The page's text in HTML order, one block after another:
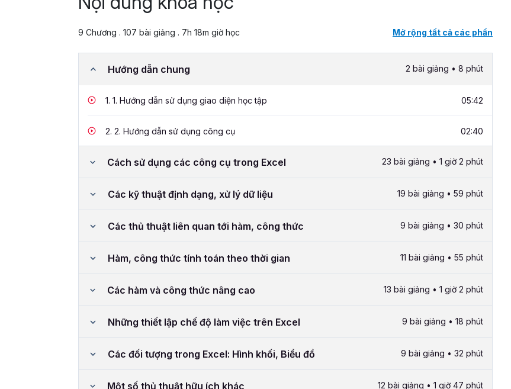
9 Chương . 107 bài giảng . 7h 18m giờ học Mở rộng tất cả các phần
Hướng dẫn chung 2 bài giảng • 8 phút
1. 1. Hướng dẫn sử dụng giao diện học tập 05:42
2. 2. Hướng dẫn sử dụng công cụ 02:40
Cách sử dụng các công cụ trong Excel 23 bài giảng • 1 giờ 2 phút
Các kỹ thuật định dạng, xử lý dữ liệu 19 bài giảng • 59 phút
Các thủ thuật liên quan tới hàm, công thức 9 bài giảng • 30 phút
Hàm, công thức tính toán theo thời gian 11 bài giảng • 55 phút
Các hàm và công thức nâng cao 13 bài giảng • 1 giờ 2 phút
Những thiết lập chế độ làm việc trên Excel 9 bài giảng • 18 phút
Các đối tượng trong Excel: Hình khối, Biểu đồ 9 bài giảng • 32 phút
Một số thủ thuật hữu ích khác 12 bài giảng • 1 giờ 47 phút